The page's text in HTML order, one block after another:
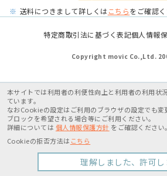
※ 送料につきまして詳しくはこちらをご確認く
特定商取引法に基づく表記個人情報
Copyright movic Co.,Ltd.
本サイトでは利用者の利便性向上と利用者の利用状
ています。
なおCookieの設定はご利用のブラウザの設定でも変
ブロックを希望される場合等にご利用ください。
詳細については 個人情報保護方針 をご確認ください。
Cookieの拒否方法は こちら
理解しました、許可し